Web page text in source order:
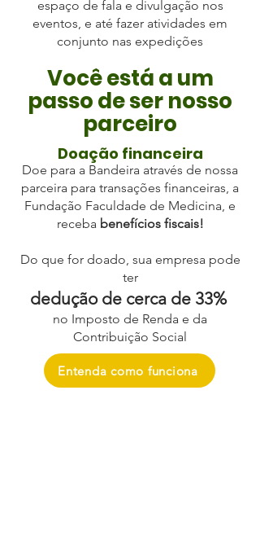
espaço de fala e divulgação nos
eventos, e até fazer atividades em
conjunto nas expedições
Você está a um
passo de ser nosso
parceiro
Doação financeira
Doe para a Bandeira através de nossa
parceira para transações financeiras, a
Fundação Faculdade de Medicina, e
receba benefícios fiscais!
Do que for doado, sua empresa pode
ter
dedução de cerca de 33%
no Imposto de Renda e da
Contribuição Social
Entenda como funciona